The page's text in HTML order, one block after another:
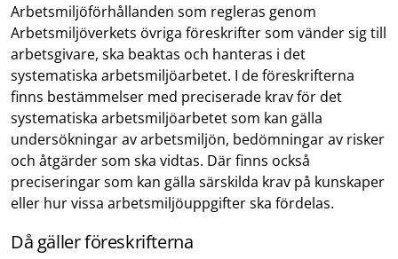
Arbetsmiljöförhållanden som regleras genom
Arbetsmiljöverkets övriga föreskrifter som vänder sig till
arbetsgivare, ska beaktas och hanteras i det
systematiska arbetsmiljöarbetet. I de föreskrifterna
finns bestämmelser med preciserade krav för det
systematiska arbetsmiljöarbetet som kan gälla
undersökningar av arbetsmiljön, bedömningar av risker
och åtgärder som ska vidtas. Där finns också
preciseringar som kan gälla särskilda krav på kunskaper
eller hur vissa arbetsmiljöuppgifter ska fördelas.
Då gäller föreskrifterna